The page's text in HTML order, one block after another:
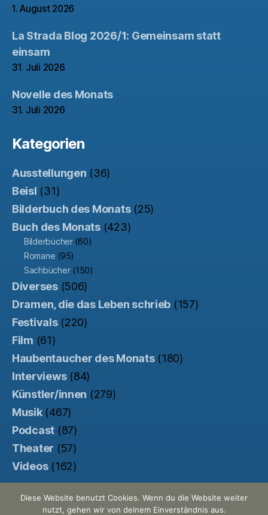
1. August 2026
La Strada Blog 2026/1: Gemeinsam statt
einsam
31. Juli 2026
Novelle des Monats
31. Juli 2026
Kategorien
Ausstellungen (36)
Beisl (31)
Bilderbuch des Monats(25)
Buch des Monats(423)
Bilderbücher(60)
Romane (95)
Sachbücher(150)
Diverses(506)
Dramen, die das Leben schrieb (157)
Festivals(220)
Film (61)
Haubentaucher des Monats(180)
Interviews(84)
Künstler/innen (279)
Musik(467)
Podcast (87)
Theater (57)
Videos(162)
Diese Website benutzt Cookies. Wenn du die Website weiter
nutzt, gehen wir von deinem Einverständnis aus.